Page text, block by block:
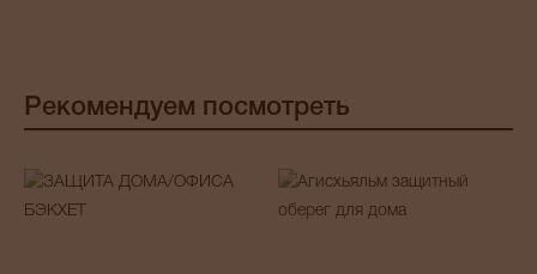
Рекомендуем посмотреть